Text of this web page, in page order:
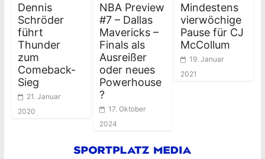
Dennis
Schröder
führt
Thunder
zum
Comeback-
Sieg
21. Januar
2020
NBA Preview
#7 – Dallas
Mavericks –
Finals als
Ausreißer
oder neues
Powerhouse
?
17. Oktober
2024
Mindestens
vierwöchige
Pause für CJ
McCollum
19. Januar
2021